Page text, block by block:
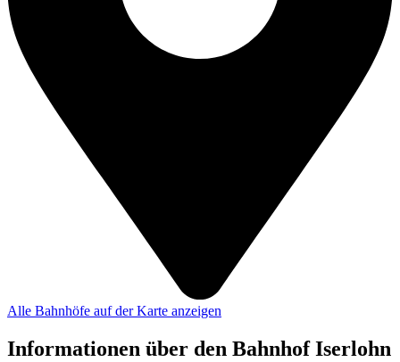
Alle Bahnhöfe auf der Karte anzeigen
Informationen über den Bahnhof Iserlohn